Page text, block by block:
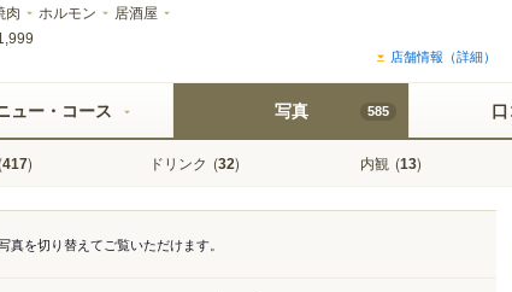
肉 ホルモン 居酒屋
店舗情報（詳細）
ュー・コース 写真 585
(417) ドリンク (32) 内観 (13)
口
を切り替えてご覧いただけます。